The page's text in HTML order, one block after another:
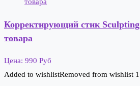
Корректирующий стик
товара
Цена: 990 Руб
Added to wishlistRemoved from wishlist 1